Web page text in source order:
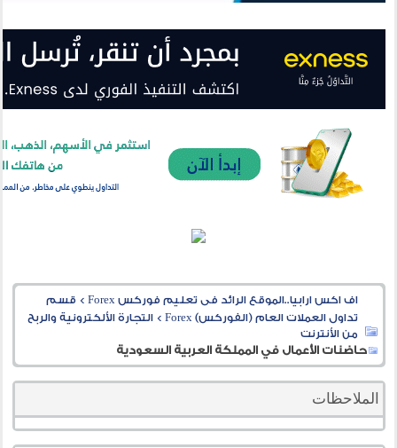
اف اكس ارابيا..الموقع الرائد فى تعليم فوركس Forex > قسم
تداول العملات العام (الفوركس) Forex
>التجارة الألكترونية والربح
من الأنترنت
حاضنات الأعمال في المملكة العربية السعودية
الملاحظات